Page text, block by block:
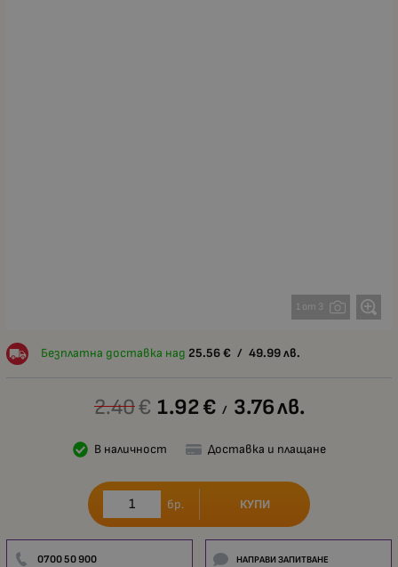
1 от 3
Безплатна доставка над 25.56 € / 49.99 лв.
2.40€ 1.92€ / 3.76лв.
В наличност Доставка и плащане
бр. КУПИ
0700 50 900 НАПРАВИ ЗАПИТВАНЕ